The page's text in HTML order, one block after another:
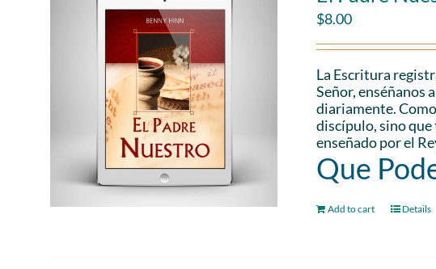
$8.00
La Escritura
Señor, enséñanos
diariamente.
discípulo, sino
enseñado por el
Que
Add to cart Details